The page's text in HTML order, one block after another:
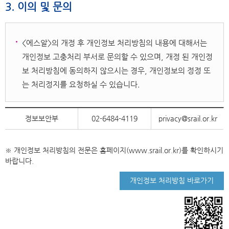
3. 이의 및 문의
<에스알>의 개정 후 개인정보 처리방침의 내용에 대해서는
개인정보 고충처리 부서로 문의할 수 있으며, 개정 된 개인정
보 처리방침에 동의하지 않으시는 경우, 개인정보의 정정 또
는 처리정지를 요청하실 수 있습니다.
정보보안부 02-6484-4119 privacy@srail.or.kr
※ 개인정보 처리방침의 전문은 홈페이지(www.srail.or.kr)를 확인하시기
바랍니다.
개인정보 처리방침 바로가기